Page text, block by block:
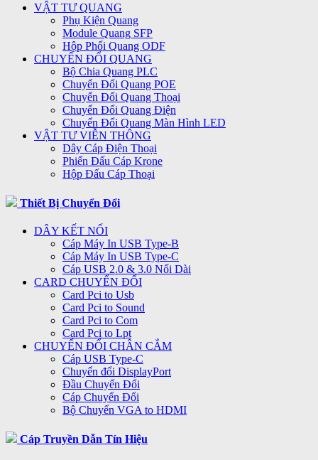
VẬT TƯ QUANG
Phụ Kiện Quang
Module Quang SFP
Hộp Phối Quang ODF
CHUYỂN ĐỔI QUANG
Bộ Chia Quang PLC
Chuyển Đổi Quang POE
Chuyển Đổi Quang Thoại
Chuyển Đổi Quang Điện
Chuyển Đổi Quang Màn Hình LED
VẬT TƯ VIỄN THÔNG
Dây Cáp Điện Thoại
Phiến Đấu Cáp Krone
Hộp Đấu Cáp Thoại
Thiết Bị Chuyển Đổi
DÂY KẾT NỐI
Cáp Máy In USB Type-B
Cáp Máy In USB Type-C
Cáp USB 2.0 & 3.0 Nối Dài
CARD CHUYỂN ĐỔI
Card Pci to Usb
Card Pci to Sound
Card Pci to Com
Card Pci to Lpt
CHUYỂN ĐỔI CHÂN CẮM
Cáp USB Type-C
Chuyển đổi DisplayPort
Đầu Chuyển Đổi
Cáp Chuyển Đổi
Bộ Chuyển VGA to HDMI
Cáp Truyền Dẫn Tín Hiệu